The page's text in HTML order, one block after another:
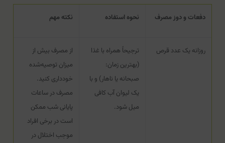
دفعات و دوز مصرف نحوه استفاده نکته مهم
روزانه یک عدد قرص
ترجیحاً همراه با غذا
(بهترین زمان:
صبحانه یا ناهار) و با
یک لیوان آب کافی
میل شود.
از مصرف بیش از
میزان توصیه‌شده
خودداری کنید.
مصرف در ساعات
پایانی شب ممکن
است در برخی افراد
موجب اختلال در